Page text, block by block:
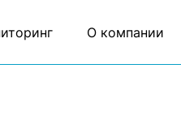
О компании